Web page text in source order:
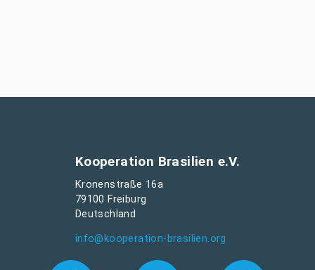
Kooperation Brasilien e.V.
Kronenstraße 16a
79100 Freiburg
Deutschland
info@kooperation-brasilien.org